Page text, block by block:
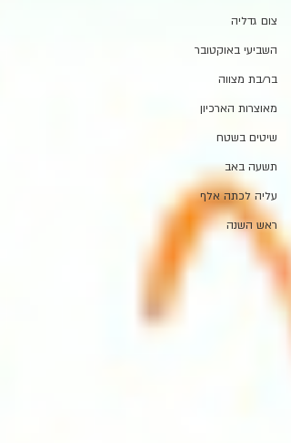
צום גדליה
השביעי באוקטובר
בר/בת מצווה
מאוצרות הארכיון
שיטים בשטח
תשעה באב
עליה לכתה אלף
ראש השנה